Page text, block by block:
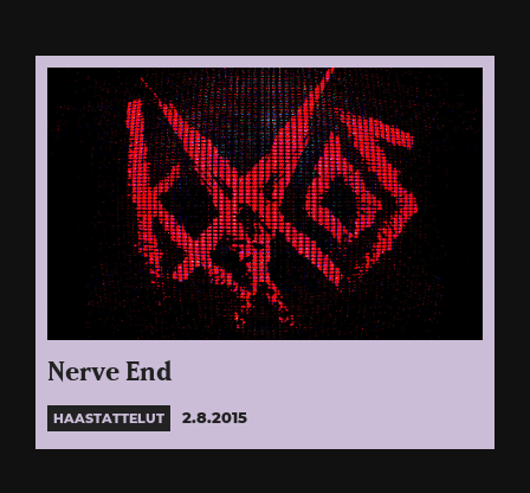
Nerve End
HAASTATTELUT 2.8.2015